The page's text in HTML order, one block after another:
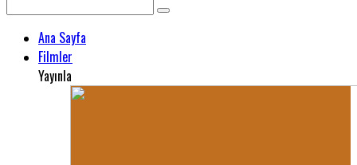
Ana Sayfa
Filmler
Yayınla